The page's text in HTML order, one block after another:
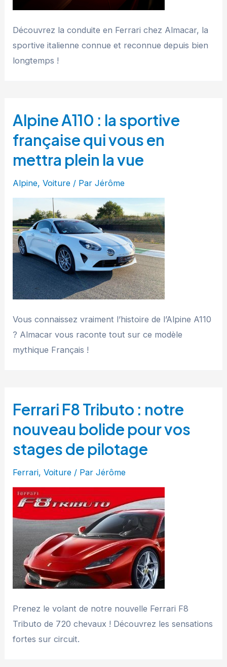
Découvrez la conduite en Ferrari chez Almacar, la
sportive italienne connue et reconnue depuis bien
longtemps !
Alpine A110 : la sportive
française qui vous en
mettra plein la vue
Alpine,Voiture / ParJérôme
Vous connaissez vraiment l’histoire de l’Alpine A110
? Almacar vous raconte tout sur ce modèle
mythique Français !
Ferrari F8 Tributo : notre
nouveau bolide pour vos
stages de pilotage
Ferrari,Voiture / ParJérôme
Prenez le volant de notre nouvelle Ferrari F8
Tributo de 720 chevaux ! Découvrez les sensations
fortes sur circuit.